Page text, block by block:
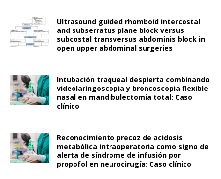
Ultrasound guided rhomboid intercostal
and subserratus plane block versus
subcostal transversus abdominis block in
open upper abdominal surgeries
Intubación traqueal despierta combinando
videolaringoscopia y broncoscopia flexible
nasal en mandibulectomía total: Caso
clínico
Reconocimiento precoz de acidosis
metabólica intraoperatoria como signo de
alerta de síndrome de infusión por
propofol en neurocirugía: Caso clínico